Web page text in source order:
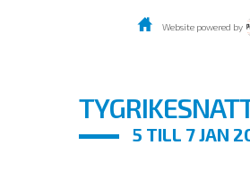
Website powered by
5 TILL 7 JAN